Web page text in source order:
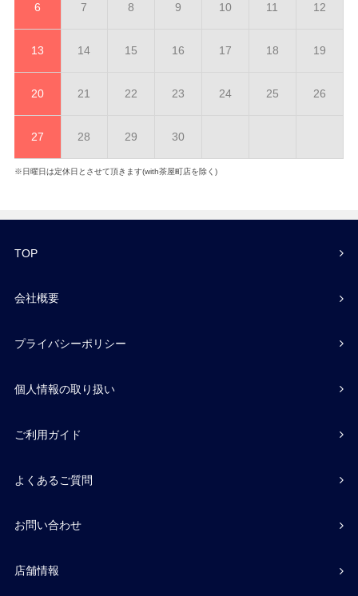
6 7 8 9 10 11 12
13 14 15 16 17 18 19
20 21 22 23 24 25 26
27 28 29 30
※日曜日は定休日とさせて頂きます(with茶屋町店を除く)
TOP
会社概要
プライバシーポリシー
個人情報の取り扱い
ご利用ガイド
よくあるご質問
お問い合わせ
店舗情報